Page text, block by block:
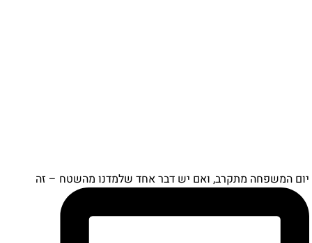
המשפחה מתקרב, ואם יש דבר אחד שלמדנו מהשטח – זה